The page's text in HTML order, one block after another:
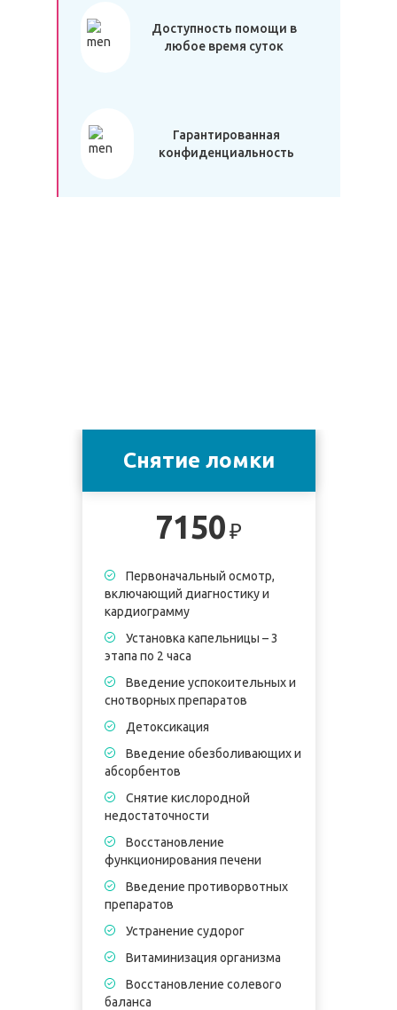
Доступность помощи в
любое время суток
Гарантированная
конфиденциальность
Снятие ломки
7150₽
Первоначальный осмотр,
включающий диагностику и
кардиограмму
Установка капельницы – 3
этапа по 2 часа
Введение успокоительных и
снотворных препаратов
Детоксикация
Введение обезболивающих и
абсорбентов
Снятие кислородной
недостаточности
Восстановление
функционирования печени
Введение противорвотных
препаратов
Устранение судорог
Витаминизация организма
Восстановление солевого
баланса